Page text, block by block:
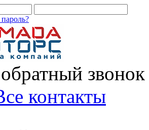
обратный звонок
контакты